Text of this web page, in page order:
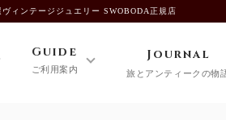
ィンテージジュエリー SWOBODA正規店
Guide
ご利用案内
Journal
旅とアンティークの物